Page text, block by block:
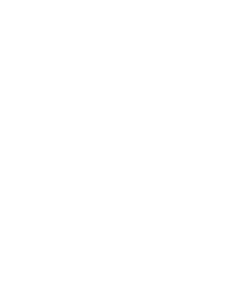
op